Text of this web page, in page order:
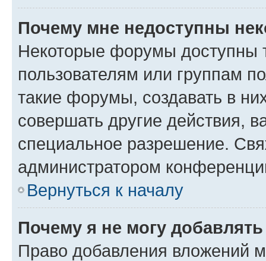
Почему мне недоступны
Некоторые форумы доступны
пользователям или группам
такие форумы, создавать в
совершать другие действия,
специальное разрешение.
администратором
Вернуться к началу
Почему я не могу
Право добавления вложений